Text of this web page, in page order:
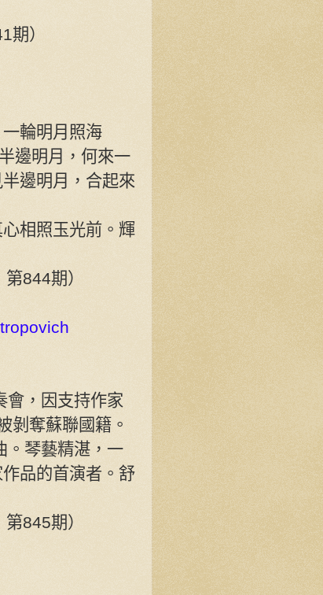
期）
輪明月照海
邊明月，何來一
邊明月，合起來
相照玉光前。輝
844期）
會，因支持作家
剝奪蘇聯國籍。
。琴藝精湛，一
品的首演者。舒
845期）